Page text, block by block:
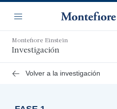
contenido
principal
Navegación
Menú
Montefiore Einstein
Investigación
Volver a la investigación